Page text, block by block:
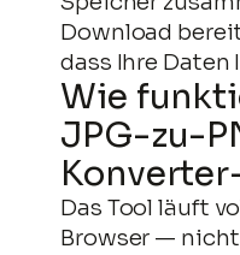
Download
dass Ihre Daten
Wie
JPG-zu-
Das Tool läuft
Browser —